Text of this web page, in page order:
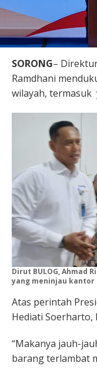
SORONG–
Ramdhani
wilayah, termasuk
Dirut BULOG, Ahmad
yang meninjau kantor
Atas perintah
Hediati Soerharto,
“Makanya jauh-
barang terlambat